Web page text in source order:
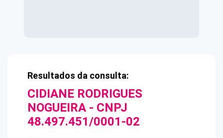
Resultados da consulta:
CIDIANE RODRIGUES
NOGUEIRA - CNPJ
48.497.451/0001-02